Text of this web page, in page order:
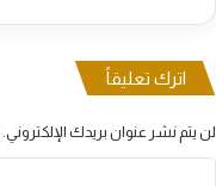
اترك تعليقاً
لن يتم نشر عنوان بريدك الإلكتروني.